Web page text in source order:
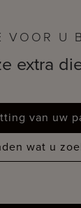
VOOR U
extra
van uw
wat u